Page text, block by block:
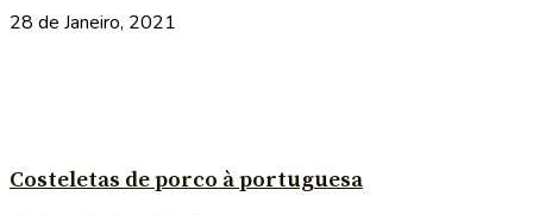
28 de Janeiro, 2021
Costeletas de porco à portuguesa